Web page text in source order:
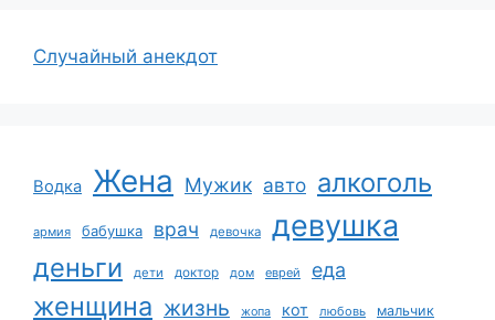
Случайный анекдот
Водка Жена Мужик авто алкоголь
армия бабушка врач девочка девушка
деньги дети доктор дом еврей еда
женщина жизнь жопа кот любовь мальчик